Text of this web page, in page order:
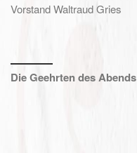
Vorstand Waltraud Gries
Die Geehrten des Abends